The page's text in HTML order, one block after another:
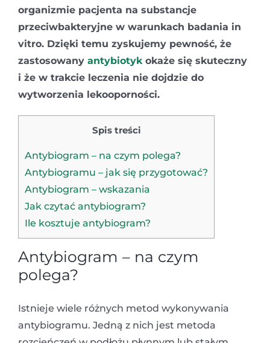
organizmie pacjenta na substancje
przeciwbakteryjne w warunkach badania in
vitro. Dzięki temu zyskujemy pewność, że
zastosowany antybiotyk okaże się skuteczny
i że w trakcie leczenia nie dojdzie do
wytworzenia lekooporności.
Spis treści
Antybiogram – na czym polega?
Antybiogramu – jak się przygotować?
Antybiogram – wskazania
Jak czytać antybiogram?
Ile kosztuje antybiogram?
Antybiogram – na czym
polega?
Istnieje wiele różnych metod wykonywania
antybiogramu. Jedną z nich jest metoda